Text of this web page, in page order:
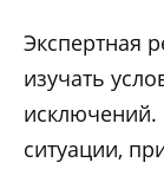
Экспертная
изучать
исключений.
ситуации,